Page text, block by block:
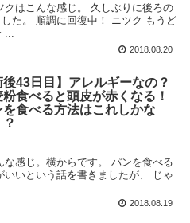
クはこんな感じ。 久しぶりに後ろの
た。 順調に回復中！ ニツク もうど
...
2018.08.20
後43日目】アレルギーなの？
粉食べると頭皮が赤くなる！
を食べる方法はこれしかな
感じ。横からです。 パンを食べる
いという話を書きましたが、 じゃ
2018.08.19